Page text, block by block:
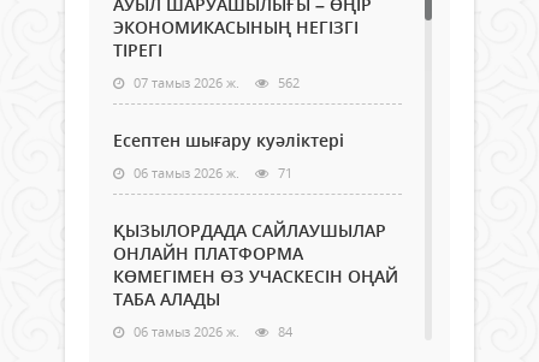
ЭКОНОМИКАСЫНЫҢ НЕГІЗГІ
ТІРЕГІ
07 тамыз 2026 ж. 562
Есептен шығару куәліктері
06 тамыз 2026 ж. 71
ҚЫЗЫЛОРДАДА САЙЛАУШЫЛАР
ОНЛАЙН ПЛАТФОРМА
КӨМЕГІМЕН ӨЗ УЧАСКЕСІН ОҢАЙ
ТАБА АЛАДЫ
06 тамыз 2026 ж. 84